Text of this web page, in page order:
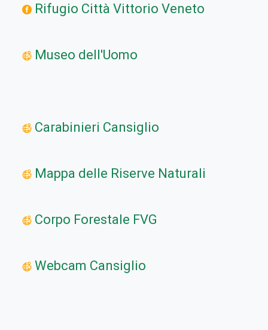
Rifugio Città Vittorio Veneto
Museo dell'Uomo
Carabinieri Cansiglio
Mappa delle Riserve Naturali
Corpo Forestale FVG
Webcam Cansiglio